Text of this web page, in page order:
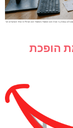
לא נגמרת, כי הבית הוא המשרד והמשרד הוא הבית? זה אחד האתגרים הכי
הופכת